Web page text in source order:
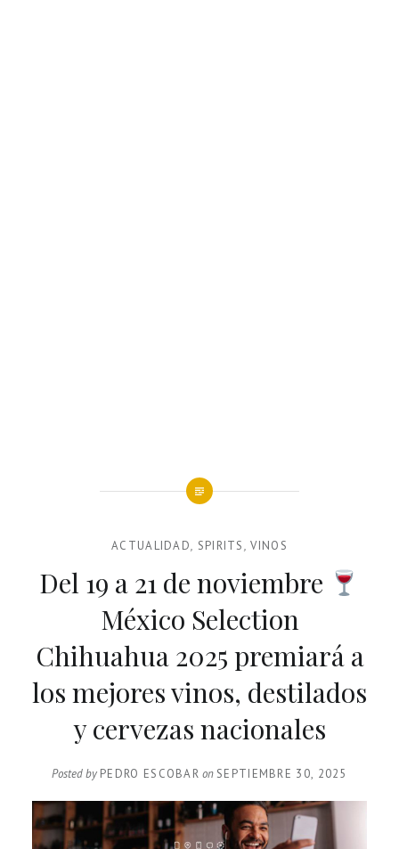
ACTUALIDAD, SPIRITS,VINOS
Del 19 a 21 de noviembre
México Selection
Chihuahua 2025 premiará a
los mejores vinos, destilados
y cervezas nacionales
Posted by PEDRO ESCOBAR on SEPTIEMBRE 30, 2025